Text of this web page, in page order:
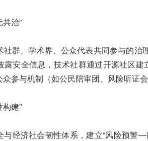
共治”
社群、学术界、公众代表共同参与的
安全信息，技术社群通过开源社区建
参与机制（如公民陪审团、风险听证
构建”
与经济社会韧性体系，建立“风险预警